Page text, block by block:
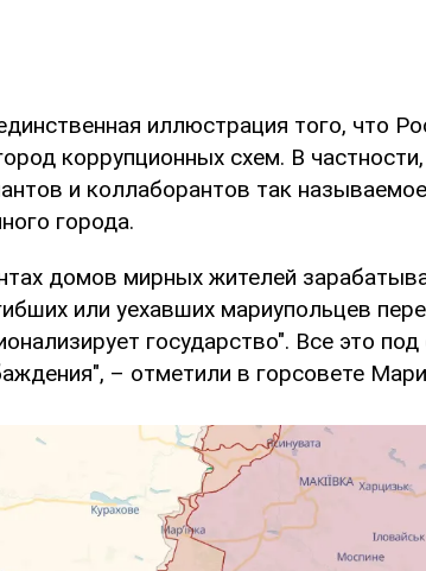
иллюстрация того, что
коррупционных схем. В
и коллаборантов так называемое
города.
домов мирных жителей
или уехавших мариупольцев
государство". Все это под
– отметили в горсовете